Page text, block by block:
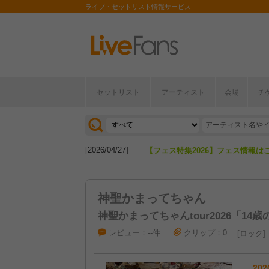
ライブ・セットリスト情報サービス
セットリスト アーティスト 会場 チ
[2026/07/28] 【ライブ動員ランキング】2026年
[2026/04/27] 【フェス特集2026】フェス情報は
神聖かまってちゃん
神聖かまってちゃんtour2026「14歳
レビュー：--件 クリップ：0 ロック